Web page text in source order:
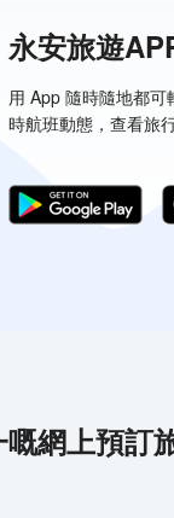
永安旅遊
用 App 隨時隨地都
時航班動態，查看旅
網上預訂